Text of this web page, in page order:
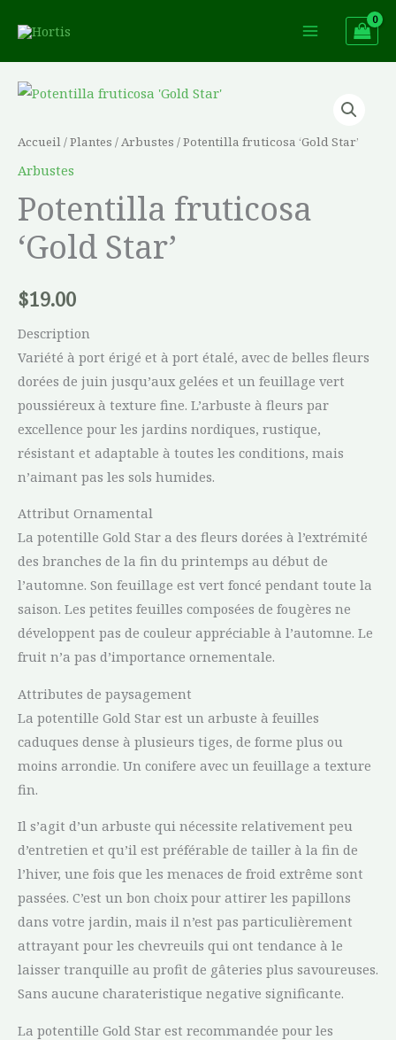
contenu
Accueil/Plantes /Arbustes / Potentilla fruticosa ‘Gold Star’
Arbustes
Potentilla fruticosa
‘Gold Star’
$19.00
Description
Variété à port érigé et à port étalé, avec de belles fleurs
dorées de juin jusqu’aux gelées et un feuillage vert
poussiéreux à texture fine. L’arbuste à fleurs par
excellence pour les jardins nordiques, rustique,
résistant et adaptable à toutes les conditions, mais
n’aimant pas les sols humides.
Attribut Ornamental
La potentille Gold Star a des fleurs dorées à l’extrémité
des branches de la fin du printemps au début de
l’automne. Son feuillage est vert foncé pendant toute la
saison. Les petites feuilles composées de fougères ne
développent pas de couleur appréciable à l’automne. Le
fruit n’a pas d’importance ornementale.
Attributes de paysagement
La potentille Gold Star est un arbuste à feuilles
caduques dense à plusieurs tiges, de forme plus ou
moins arrondie. Un conifere avec un feuillage a texture
fin.
Il s’agit d’un arbuste qui nécessite relativement peu
d’entretien et qu’il est préférable de tailler à la fin de
l’hiver, une fois que les menaces de froid extrême sont
passées. C’est un bon choix pour attirer les papillons
dans votre jardin, mais il n’est pas particulièrement
attrayant pour les chevreuils qui ont tendance à le
laisser tranquille au profit de gâteries plus savoureuses.
Sans aucune charateristique negative significante.
La potentille Gold Star est recommandée pour les
quantité
Potentilla
fruticosa
Star'